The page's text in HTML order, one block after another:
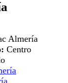
Almería
Centro